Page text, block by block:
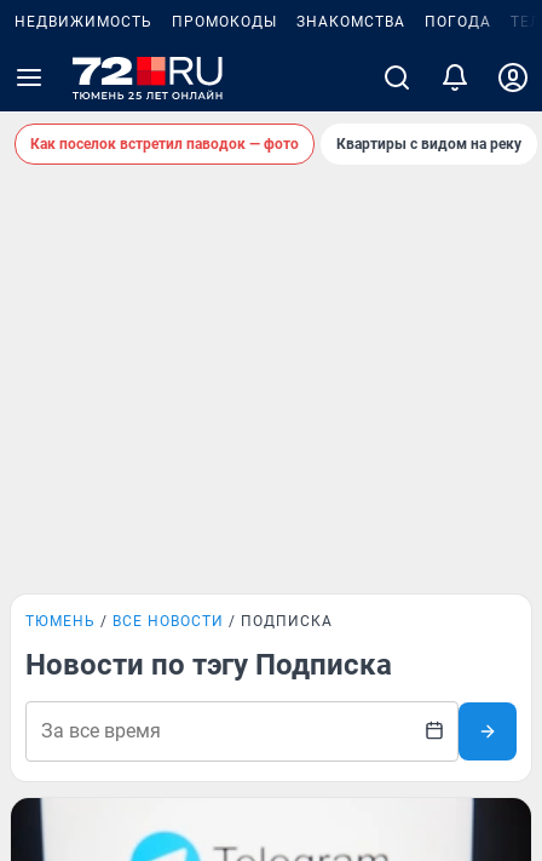
НЕДВИЖИМОСТЬ ПРОМОКОДЫ ЗНАКОМСТВА ПОГОДА
Как поселок встретил паводок — фото Квартиры с видом на реку
ТЮМЕНЬ ВСЕ НОВОСТИ ПОДПИСКА
Новости по тэгу Подписка